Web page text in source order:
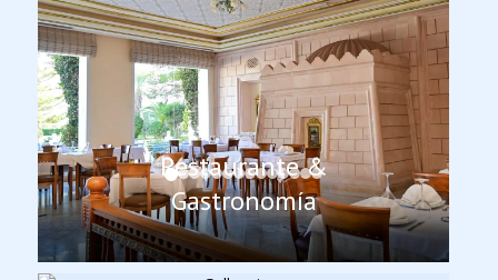
Restaurante &
Gastronomía